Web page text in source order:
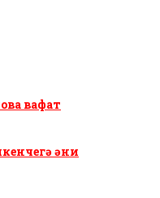
вафат
әни